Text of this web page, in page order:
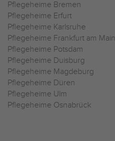
Pflegeheime Bremen
Pflegeheime Erfurt
Pflegeheime Karlsruhe
Pflegeheime Frankfurt am Main
Pflegeheime Potsdam
Pflegeheime Duisburg
Pflegeheime Magdeburg
Pflegeheime Düren
Pflegeheime Ulm
Pflegeheime Osnabrück